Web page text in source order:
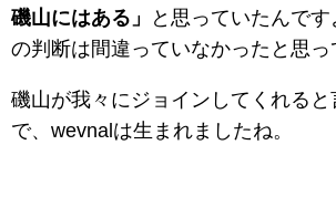
磯山にはある」
と思っていたんで
の判断は間違っていなかったと思っ
磯山が我々にジョインしてくれる
で、wevnalは生まれましたね。